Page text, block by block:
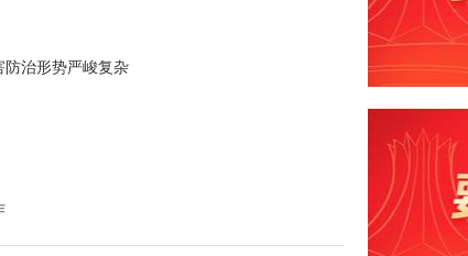
治形势严峻复杂